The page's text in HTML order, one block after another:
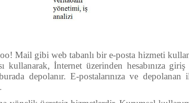
Mail gibi web tabanlı bir e-posta hizmeti
kullanarak, İnternet üzerinden hesabınıza giriş
depolanır. E-postalarınıza ve